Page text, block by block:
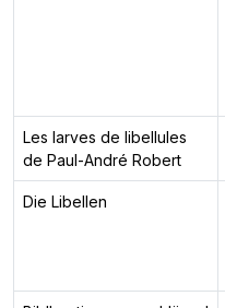
Les larves de libellules
de Paul-André Robert
Die Libellen